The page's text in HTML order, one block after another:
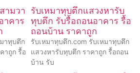
ามวา
าคาร
าทุบตึก
าถูก รื้อ
รับเหมาทุบตึกแสวงหารับ
ทุบตึก รับรื้อถอนอาคาร รื้อ
ถอนบ้าน ราคาถูก
รับเหมาทุบตึก.com รับเหมาทุบตึก
แสวงหารับทุบตึก ราคาถูก รื้อถอน
บ้าน รับ